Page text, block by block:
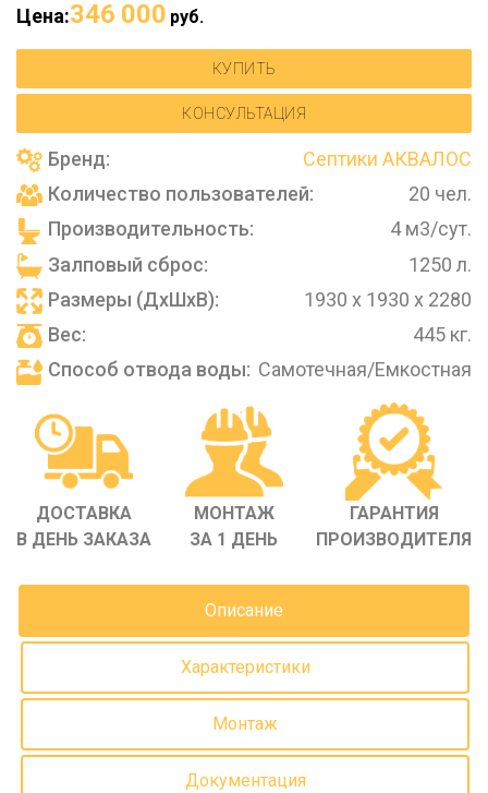
Цена:346 000 руб.
КУПИТЬ
КОНСУЛЬТАЦИЯ
Бренд:
Септики АКВАЛОС
Количество пользователей:
20 чел.
Производительность:
4 м3/сут.
Залповый сброс:
1250 л.
Размеры (ДхШхВ):
1930 х 1930 х 2280
Вес:
445 кг.
Способ отвода воды: Самотечная/Емкостная
ДОСТАВКА
В ДЕНЬ ЗАКАЗА
МОНТАЖ
ЗА 1 ДЕНЬ
ГАРАНТИЯ
ПРОИЗВОДИТЕЛЯ
Описание
Характеристики
Монтаж
Документация